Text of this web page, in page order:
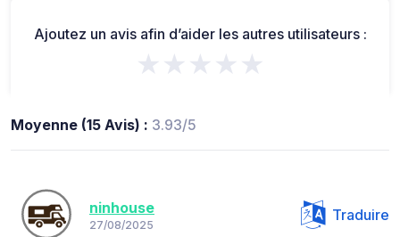
Ajoutez un avis afin d’aider les autres utilisateurs :
★★★★★
Moyenne (15 Avis) : 3.93/5
ninhouse
27/08/2025
Traduire